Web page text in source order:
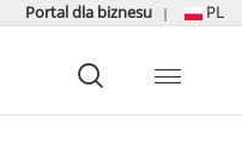
Portal dla biznesu | PL